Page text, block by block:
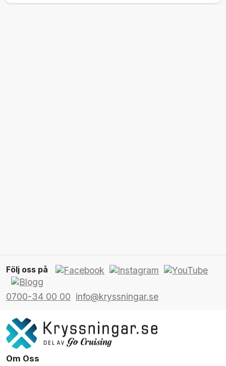
Följ oss på
0700-34 00 00 info@kryssningar.se
Om Oss